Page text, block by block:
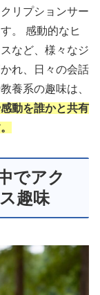
リプションサー
。 感動的なヒ
など、様々なジ
れ、日々の会話
養系の趣味は、
動を誰かと共有
でアク
趣味